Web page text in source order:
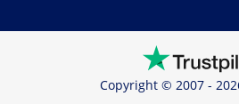
Copyright © 2007 -